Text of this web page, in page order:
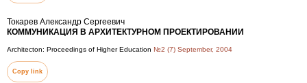
Токарев Александр Сергеевич
КОММУНИКАЦИЯ В АРХИТЕКТУРНОМ ПРОЕКТИРОВАНИИ
Architecton: Proceedings of Higher Education №2 (7) September, 2004
Copy link